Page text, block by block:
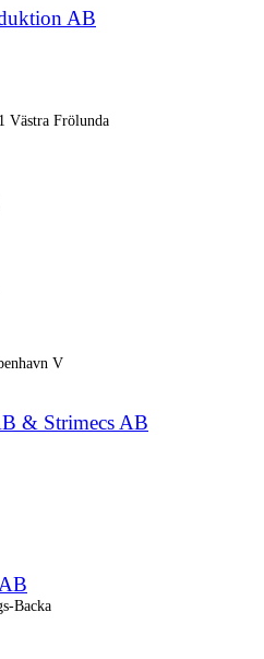
AB
Västra Frölunda
V
& Strimecs AB
Backa